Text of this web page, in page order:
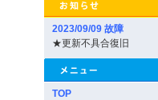
2023/09/09 故障
★更新不具合復旧
TOP